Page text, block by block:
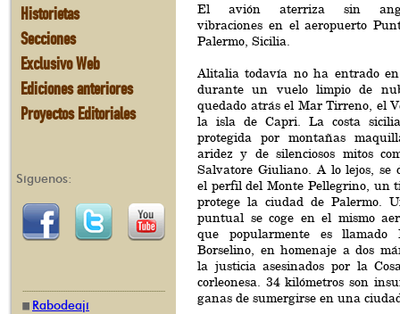
Historietas
Secciones
Exclusivo Web
Ediciones anteriores
Proyectos Editoriales
Síguenos:
Rabodeají
El avión aterriza sin
vibraciones en el aeropuerto
Palermo, Sicilia.
Alitalia todavía no ha entrado
durante un vuelo limpio de
quedado atrás el Mar Tirreno, el
la isla de Capri. La costa
protegida por montañas
aridez y de silenciosos mitos
Salvatore Giuliano. A lo lejos, se
el perfil del Monte Pellegrino, un
protege la ciudad de Palermo.
puntual se coge en el mismo
que popularmente es llamado
Borselino, en homenaje a dos
la justicia asesinados por la
corleonesa. 34 kilómetros son
ganas de sumergirse en una